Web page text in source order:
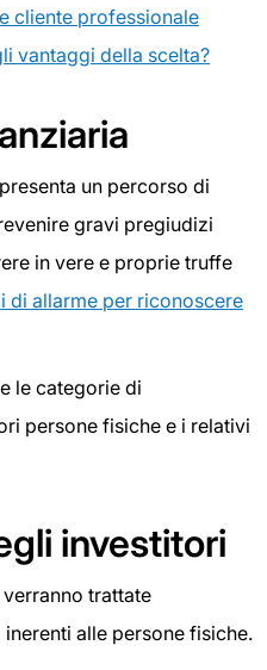
cliente professionale
vantaggi della scelta?
un percorso di
gravi pregiudizi
in vere e proprie truffe
di allarme per riconoscere
le categorie di
persone fisiche e i relativi
investitori
trattate
alle persone fisiche.